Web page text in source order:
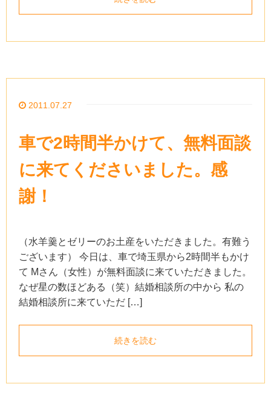
2011.07.27
車で2時間半かけて、無料面談
に来てくださいました。感
謝！
（水羊羹とゼリーのお土産をいただきました。有難う
ございます） 今日は、車で埼玉県から2時間半もかけ
て Mさん（女性）が無料面談に来ていただきました。
なぜ星の数ほどある（笑）結婚相談所の中から 私の
結婚相談所に来ていただ […]
続きを読む